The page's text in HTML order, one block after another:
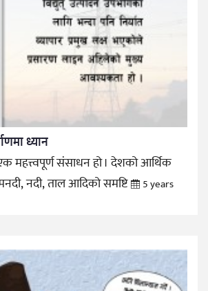
ध्यान
महत्त्वपूर्ण संसाधन हो । देशको आर्थिक
नदी, ताल आदिको समष्टि
5 years